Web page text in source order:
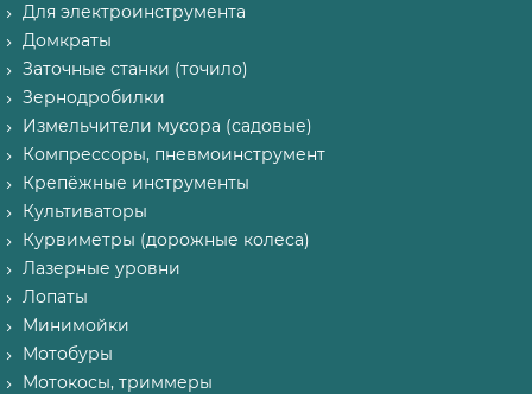
Для электроинструмента
Домкраты
Заточные станки (точило)
Зернодробилки
Измельчители мусора (садовые)
Компрессоры, пневмоинструмент
Крепёжные инструменты
Культиваторы
Курвиметры (дорожные колеса)
Лазерные уровни
Лопаты
Минимойки
Мотобуры
Мотокосы, триммеры